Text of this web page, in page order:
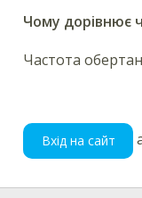
Чому дорівнює
Частота
Вхід на сайт